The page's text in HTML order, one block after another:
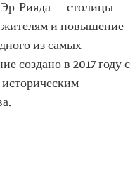
Эр-Рияда — столицы
жителям и повышение
из самых
создано в 2017 году с